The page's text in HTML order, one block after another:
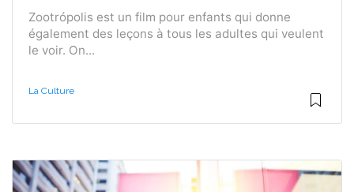
Zootrópolis est un film pour enfants qui donne
également des leçons à tous les adultes qui veulent
le voir. On...
La Culture